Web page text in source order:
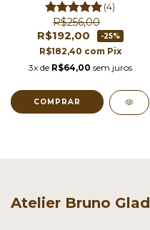
(4)
R$256,00
R$192,00 -25%
R$182,40 com Pix
3x de R$64,00 sem juros
Atelier Bruno Glad